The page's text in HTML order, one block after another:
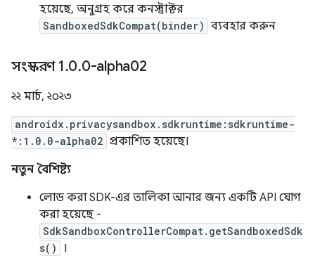
হয়েছে, অনুগ্রহ করে কনস্ট্রাক্টর
SandboxedSdkCompat(binder) ব্যবহার করুন
সংস্করণ 1.0.0-alpha02
২২ মার্চ, ২০২৩
androidx.privacysandbox.sdkruntime:sdkruntime-
*:1.0.0-alpha02 প্রকাশিত হয়েছে।
নতুন বৈশিষ্ট্য
লোড করা SDK-এর তালিকা আনার জন্য একটি API যোগ
করা হয়েছে -
SdkSandboxControllerCompat.getSandboxedSdk
s()
।